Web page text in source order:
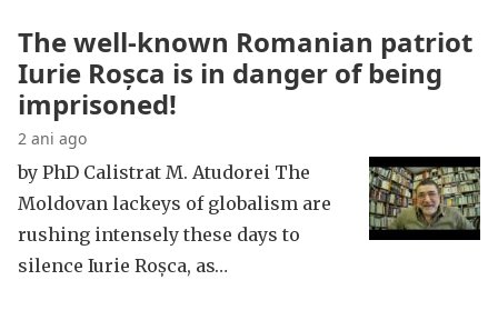
The well-known Romanian patriot
Iurie Roșca is in danger of being
imprisoned!
2 ani ago
by PhD Calistrat M. Atudorei The
Moldovan lackeys of globalism are
rushing intensely these days to
silence Iurie Roșca, as…